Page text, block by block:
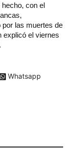
con el
por las muertes de
explicó el viernes
Whatsapp